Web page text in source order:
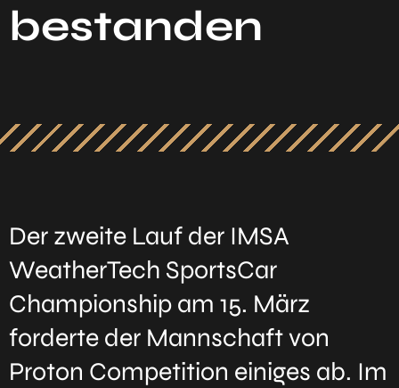
bestanden
Der zweite Lauf der IMSA
WeatherTech SportsCar
Championship am 15. März
forderte der Mannschaft von
Proton Competition einiges ab. Im